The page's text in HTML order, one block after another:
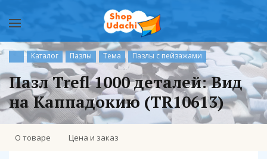
Каталог Пазлы Тема Пазлы с пейзажами
Пазл Trefl 1000 деталей: Вид
на Каппадокию (TR10613)
О товаре Цена и заказ